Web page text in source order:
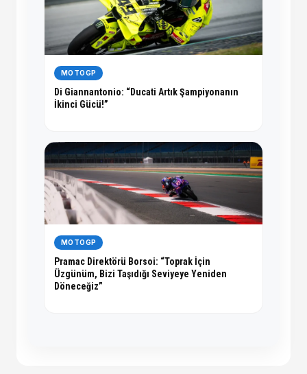
MOTOGP
Di Giannantonio: “Ducati Artık Şampiyonanın
İkinci Gücü!”
MOTOGP
Pramac Direktörü Borsoi: “Toprak İçin
Üzgünüm, Bizi Taşıdığı Seviyeye Yeniden
Döneceğiz”